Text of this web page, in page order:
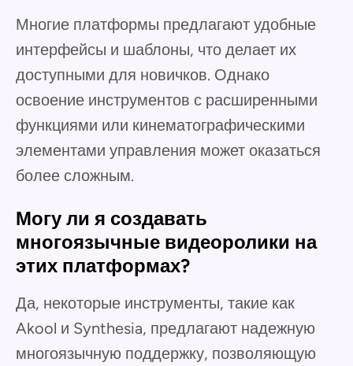
Многие платформы предлагают удобные
интерфейсы и шаблоны, что делает их
доступными для новичков. Однако
освоение инструментов с расширенными
функциями или кинематографическими
элементами управления может оказаться
более сложным.
Могу ли я создавать
многоязычные видеоролики на
этих платформах?
Да, некоторые инструменты, такие как
Akool и Synthesia, предлагают надежную
многоязычную поддержку, позволяющую